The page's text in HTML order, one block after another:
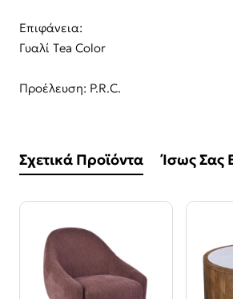
Επιφάνεια:
Γυαλί Τea Color
Προέλευση: P.R.C.
Σχετικά Προϊόντα Ίσως Σας